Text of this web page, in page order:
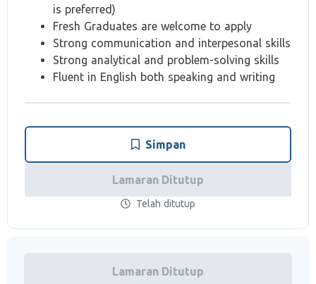
is preferred)
Fresh Graduates are welcome to apply
Strong communication and interpesonal skills
Strong analytical and problem-solving skills
Fluent in English both speaking and writing
Simpan
Lamaran Ditutup
Telah ditutup
Lamaran Ditutup